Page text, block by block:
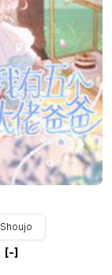
Shoujo
[-]